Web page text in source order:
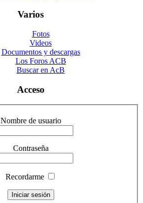
Varios
Fotos
Videos
Documentos y descargas
Los Foros ACB
Buscar en AcB
Acceso
Nombre de usuario
Contraseña
Recordarme